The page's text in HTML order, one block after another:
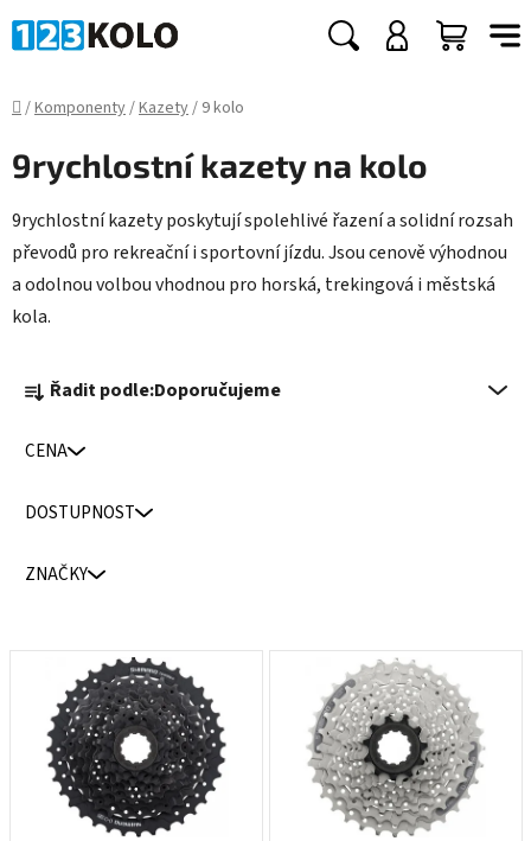
na
Hledat
Domů
/Komponenty/Kazety/ 9 kolo
9rychlostní kazety na kolo
9rychlostní kazety poskytují spolehlivé řazení a solidní rozsah
převodů pro rekreační i sportovní jízdu. Jsou cenově výhodnou
a odolnou volbou vhodnou pro horská, trekingová i městská
kola.
a
e
n
d
Řadit podle:Doporučujeme
CENA
DOSTUPNOST
ZNAČKY